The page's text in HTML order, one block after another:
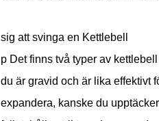
sig att svinga en Kettlebell
p Det finns två typer av
du är gravid och är lika effektivt
expandera, kanske du